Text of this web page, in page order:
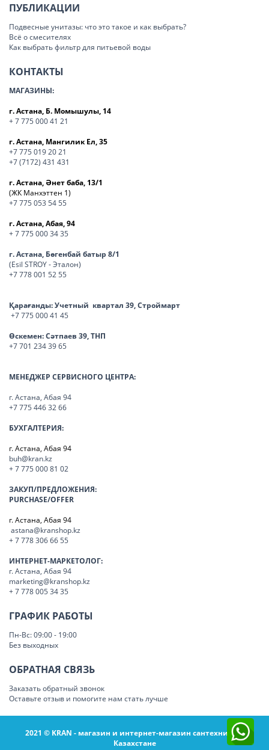
ПУБЛИКАЦИИ
Подвесные унитазы: что это такое и как выбрать?
Всё о смесителях
Как выбрать фильтр для питьевой воды
КОНТАКТЫ
МАГАЗИНЫ:
г. Астана, Б. Момышулы, 14
+ 7 775 000 41 21
г. Астана, Мангилик Ел, 35
+7 775 019 20 21
+7 (7172) 431 431
г. Астана, Әнет баба, 13/1
(ЖК Манхэттен 1)
+7 775 053 54 55
г. Астана, Абая, 94
+ 7 775 000 34 35
г. Астана, Бөгенбай батыр 8/1
(Esil STROY - Эталон)
+7 778 001 52 55
Қарағанды:Учетный квартал 39, Строймарт
+7 775 000 41 45
Өскемен:Сәтпаев 39, ТНП
+7 701 234 39 65
МЕНЕДЖЕР СЕРВИСНОГО ЦЕНТРА:
г. Астана, Абая 94
+7 775 446 32 66
БУХГАЛТЕРИЯ:
г. Астана, Абая 94
buh@kran.kz
+ 7 775 000 81 02
ЗАКУП/ПРЕДЛОЖЕНИЯ:
PURCHASE/OFFER
г. Астана, Абая 94
astana@kranshop.kz
+ 7 778 306 66 55
ИНТЕРНЕТ-МАРКЕТОЛОГ:
г. Астана, Абая 94
marketing@kranshop.kz
+ 7 778 005 34 35
ГРАФИК РАБОТЫ
Пн-Вс: 09:00 - 19:00
Без выходных
ОБРАТНАЯ СВЯЗЬ
Заказать обратный звонок
Оставьте отзыв и помогите нам стать лучше
2021 © KRAN - магазин и интернет-магазин сантехники в
Казахстане